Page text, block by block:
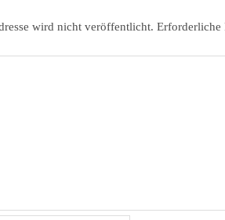
wird nicht veröffentlicht.